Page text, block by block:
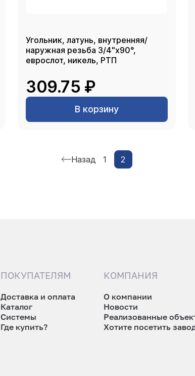
Угольник, латунь, внутренняя/
наружная резьба 3/4"х90°,
еврослот, никель, РТП
309.75 ₽
В корзину
Назад 1 2
ПОКУПАТЕЛЯМ
Доставка и оплата
Каталог
Системы
Где купить?
КОМПАНИЯ
О компании
Новости
Реализованные
Хотите посетить